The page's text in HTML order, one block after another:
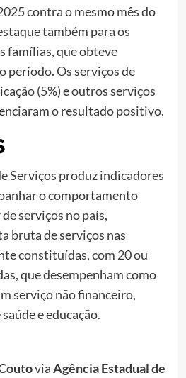
contra o mesmo mês do
também para os
famílias, que obteve
período. Os serviços de
(5%) e outros serviços
o resultado positivo.
Serviços produz indicadores
o comportamento
serviços no país,
bruta de serviços nas
constituídas, com 20 ou
que desempenham como
serviço não financeiro,
e educação.
viaAgência Estadual de